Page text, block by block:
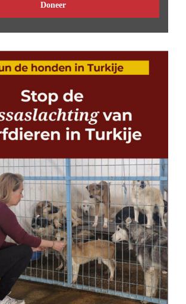
Doneer